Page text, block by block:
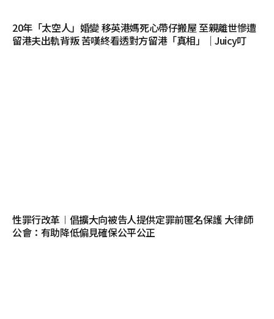
20年「太空人」婚變 移英港媽死心帶仔搬屋 至親離世慘遭
留港夫出軌背叛 苦嘆終看透對方留港「真相」｜Juicy叮
性罪行改革︱倡擴大向被告人提供定罪前匿名保護 大律師
公會：有助降低偏見確保公平公正